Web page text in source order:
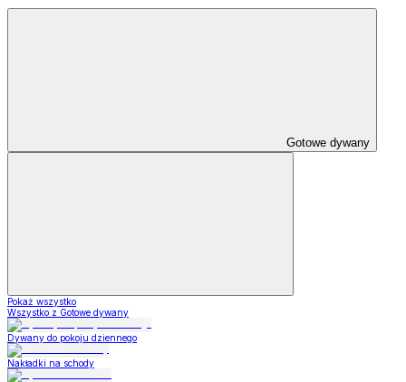
Gotowe dywany
Pokaż wszystko
Wszystko z Gotowe dywany
Dywany do pokoju dziennego
Nakładki na schody